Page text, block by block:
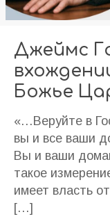
Джеймс
Божье
«…Веруйте в
вы и все ваши
Вы и ваши
такое
имеет власть
[…]